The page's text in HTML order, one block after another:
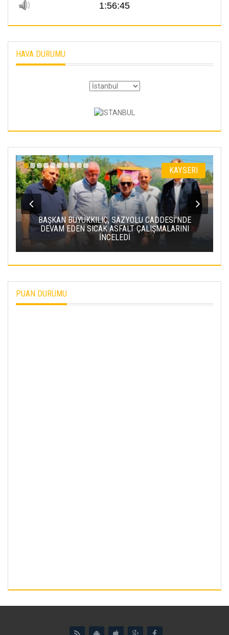
HAVA DURUMU
KAYSERI
BAKAN URALOĞLU: YERKÖY-KAYSERI YHT
PROJESI’NDE IŞIN YARISINI TAMAMLADIK
PUAN DURUMU